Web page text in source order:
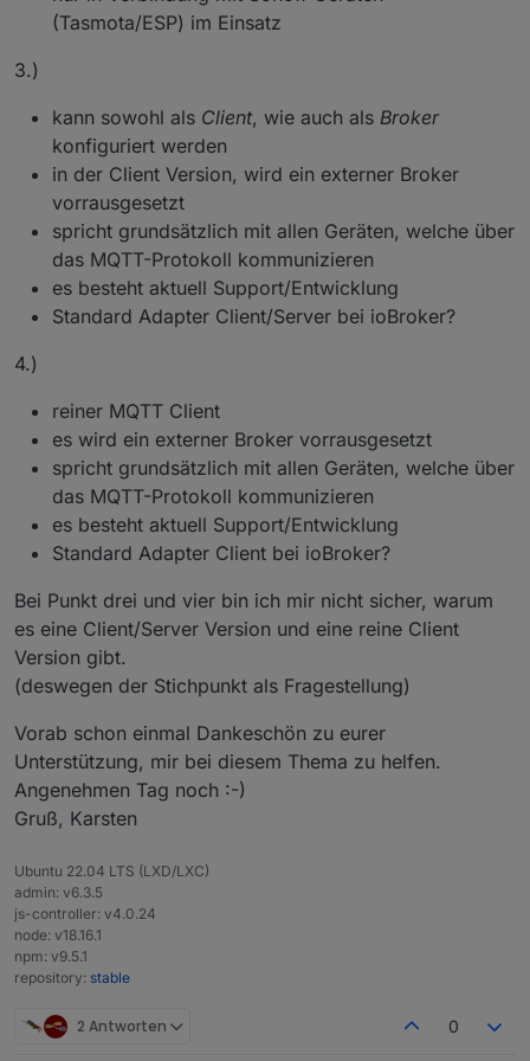
(Tasmota/ESP) im Einsatz
3.)
kann sowohl als Client, wie auch als Broker
konfiguriert werden
in der Client Version, wird ein externer Broker
vorrausgesetzt
spricht grundsätzlich mit allen Geräten, welche über
das MQTT-Protokoll kommunizieren
es besteht aktuell Support/Entwicklung
Standard Adapter Client/Server bei ioBroker?
4.)
reiner MQTT Client
es wird ein externer Broker vorrausgesetzt
spricht grundsätzlich mit allen Geräten, welche über
das MQTT-Protokoll kommunizieren
es besteht aktuell Support/Entwicklung
Standard Adapter Client bei ioBroker?
Bei Punkt drei und vier bin ich mir nicht sicher, warum
es eine Client/Server Version und eine reine Client
Version gibt.
(deswegen der Stichpunkt als Fragestellung)
Vorab schon einmal Dankeschön zu eurer
Unterstützung, mir bei diesem Thema zu helfen.
Angenehmen Tag noch :-)
Gruß, Karsten
Ubuntu 22.04 LTS (LXD/LXC)
admin: v6.3.5
js-controller: v4.0.24
node: v18.16.1
npm: v9.5.1
repository: stable
2 Antworten 0